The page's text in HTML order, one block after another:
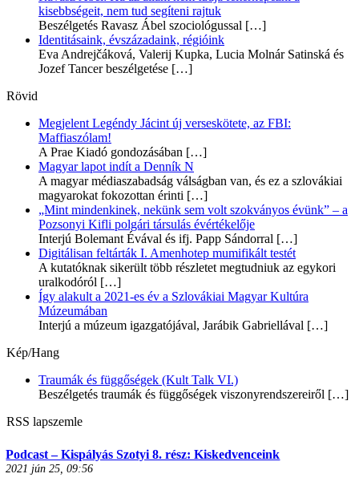
kisebbségeit, nem tud segíteni rajtuk
Beszélgetés Ravasz Ábel szociológussal […]
Identitásaink, évszázadaink, régióink
Eva Andrejčáková, Valerij Kupka, Lucia Molnár Satinská és
Jozef Tancer beszélgetése […]
Rövid
Megjelent Legéndy Jácint új verseskötete, az FBI:
Maffiaszólam!
A Prae Kiadó gondozásában […]
Magyar lapot indít a Denník N
A magyar médiaszabadság válságban van, és ez a szlovákiai
magyarokat fokozottan érinti […]
„Mint mindenkinek, nekünk sem volt szokványos évünk” – a
Pozsonyi Kifli polgári társulás évértékelője
Interjú Bolemant Évával és ifj. Papp Sándorral […]
Digitálisan feltárták I. Amenhotep mumifikált testét
A kutatóknak sikerült több részletet megtudniuk az egykori
uralkodóról […]
Így alakult a 2021-es év a Szlovákiai Magyar Kultúra
Múzeumában
Interjú a múzeum igazgatójával, Jarábik Gabriellával […]
Kép/Hang
Traumák és függőségek (Kult Talk VI.)
Beszélgetés traumák és függőségek viszonyrendszereiről […]
RSS lapszemle
Podcast – Kispályás Szotyi 8. rész: Kiskedvenceink
2021 jún 25, 09:56